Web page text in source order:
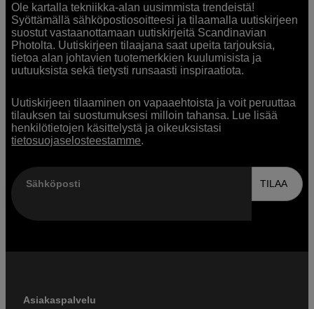
Ole kartalla tekniikka-alan uusimmista trendeistä!
Syöttämällä sähköpostiosoitteesi ja tilaamalla uutiskirjeen
suostut vastaanottamaan uutiskirjeitä Scandinavian
Photolta. Uutiskirjeen tilaajana saat upeita tarjouksia,
tietoa alan johtavien tuotemerkkien kuulumisista ja
uutuuksista sekä tietysti runsaasti inspiraatiota.
Uutiskirjeen tilaaminen on vapaaehtoista ja voit peruuttaa
tilauksen tai suostumuksesi milloin tahansa. Lue lisää
henkilötietojen käsittelystä ja oikeuksistasi
tietosuojaselosteestamme.
Sähköposti TILAA
Asiakaspalvelu